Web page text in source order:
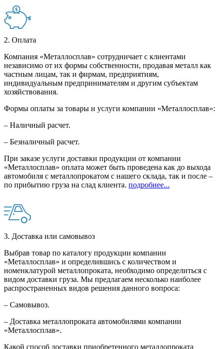
2. Оплата
Компания «Металлосплав» сотрудничает с клиентами
независимо от их формы собственности, продавая металл как
частным лицам, так и фирмам, предприятиям,
индивидуальным предпринимателям и другим субъектам
хозяйствования.
Формы оплаты за товары и услуги компании «Металлосплав»:
– Наличный расчет.
– Безналичный расчет.
При заказе услуги доставки продукции от компании
«Металлосплав» оплата может быть проведена как до выхода
автомобиля с металлопрокатом с нашего склада, так и после –
по прибытию груза на слад клиента. подробнее...
3. Доставка или самовывоз
Выбрав товар по каталогу продукции компании
«Металлосплав» и определившись с количеством и
номенклатурой металлопроката, необходимо определиться с
видом доставки груза. Мы предлагаем несколько наиболее
распространенных видов решения данного вопроса:
– Самовывоз.
– Доставка металлопроката автомобилями компании
«Металлосплав».
Какой способ доставки приобретенного металлопроката